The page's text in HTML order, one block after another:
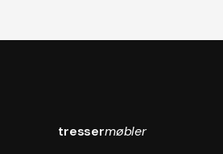
tressermøbler